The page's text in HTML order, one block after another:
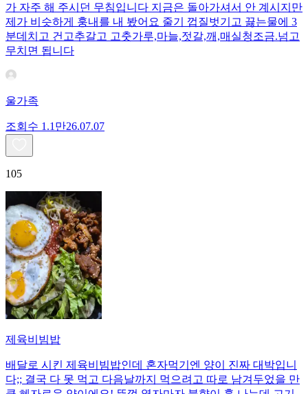
가 자주 해 주시던 무침입니다 지금은 돌아가셔서 안 계시지만
제가 비슷하게 훙내를 내 봤어요 줄기 껍질벗기고 끓는물에 3
분데치고 건고추갈고 고춧가루,마늘,젓갈,깨,매실청조금.넘고
무치면 됩니다
울가족
조회수 1.1만26.07.07
105
제육비빔밥
배달로 시킨 제육비빔밥인데 혼자먹기엔 양이 진짜 대박입니
다;; 결국 다 못 먹고 다음날까지 먹으려고 따로 남겨두었을 만